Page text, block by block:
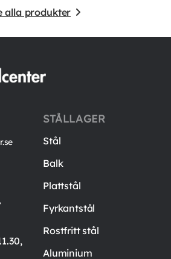
alla produkter
STÅLLAGER
Stål
Balk
Plattstål
Fyrkantstål
Rostfritt stål
Aluminium